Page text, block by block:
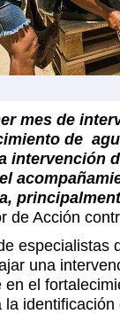
mes de
de
intervención
de Acción
especialistas
una
en el
la